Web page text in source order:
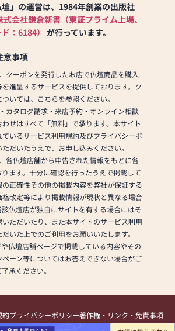
」の運営は、1984年創業の出版社
式会社鎌倉新書（東証プライム上場、
：6184）
が行っています。
意事項
クーポンを発行したお店で仏壇商品を購入
を進呈するサービスを提供しております。ク
いては、こちらを参照ください。
カタログ請求・来店予約・オンライン相談
せはすべて「無料」で承ります。本サイト
いるサービス利用規約及びプライバシーポ
だいたうえで、お申し込みください。
各仏壇店舗から申告された情報をもとに各
ます。十分に確認を行ったうえで掲載して
正確性その他の掲載内容を弊社が保証する
改定等により掲載情報が現状と異なる場合
仏壇店が独自にサイトを有する場合にはそ
ただいたり、また本サイトのサービス利用
いた上でのご利用をお願いいたします。
仏壇店舗ページで掲載している内容やその
ーン等についてはお答えできない場合がご
承ください。
約プライバシーポリシー著作権・リンク・免責事項
提携・掲載のお問い合わせ